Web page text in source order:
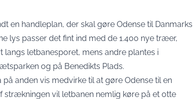
en handleplan, der skal gøre Odense til Danmarks
lys passer det fint ind med de 1.400 nye træer,
letbanesporet, mens andre plantes i
og på Benedikts Plads.
anden vis medvirke til at gøre Odense til en
strækningen vil letbanen nemlig køre på et otte